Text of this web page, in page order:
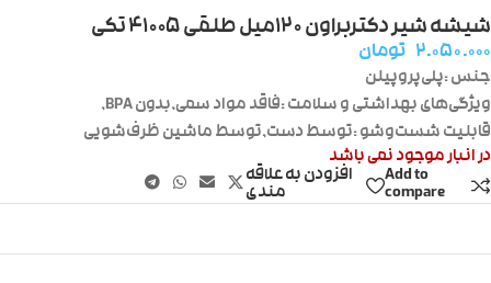
شیشه شیر دکتربراون ۱۲۰میل طلقی ۴۱۰۰۵ تکی
۲.۰۵۰.۰۰۰ تومان
جنس :پلی‌پروپیلن
ویژگی‌های بهداشتی و سلامت :فاقد مواد سمی,بدون BPA,
قابلیت شست‌وشو :توسط دست,توسط ماشین ظرف‌شویی
در انبار موجود نمی باشد
Add to
compare
افزودن به علاقه
مندی